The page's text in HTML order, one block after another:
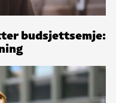
budsjettsemje: